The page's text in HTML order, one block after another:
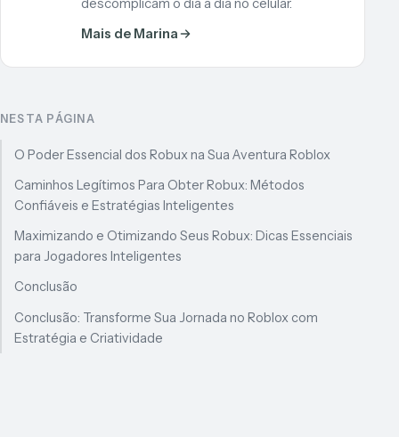
Mais de Marina
NESTA PÁGINA
O Poder Essencial dos Robux na Sua Aventura Roblox
Caminhos Legítimos Para Obter Robux: Métodos
Confiáveis e Estratégias Inteligentes
Maximizando e Otimizando Seus Robux: Dicas Essenciais
para Jogadores Inteligentes
Conclusão
Conclusão: Transforme Sua Jornada no Roblox com
Estratégia e Criatividade